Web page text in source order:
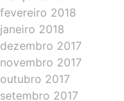
fevereiro 2018
janeiro 2018
dezembro 2017
novembro 2017
outubro 2017
setembro 2017